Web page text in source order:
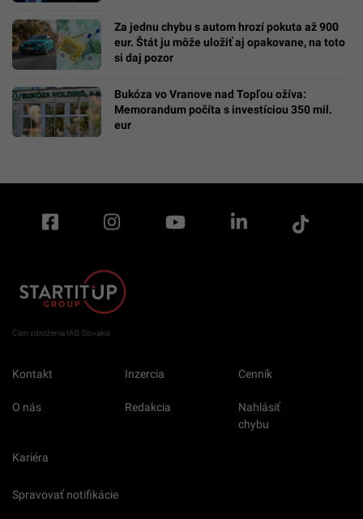
Za jednu chybu s autom hrozí pokuta až 900
eur. Štát ju môže uložiť aj opakovane, na toto
si daj pozor
Bukóza vo Vranove nad Topľou ožíva:
Memorandum počíta s investíciou 350 mil.
eur
Člen združenia IAB Slovakia
Kontakt Inzercia Cenník
O nás Redakcia
Nahlásiť
chybu
Kariéra
Spravovať notifikácie